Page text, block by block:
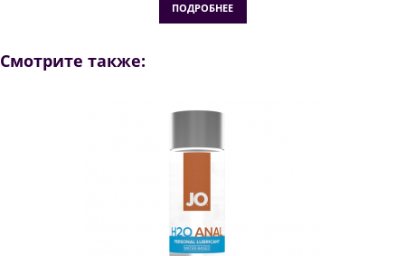
ПОДРОБНЕЕ
Смотрите также: